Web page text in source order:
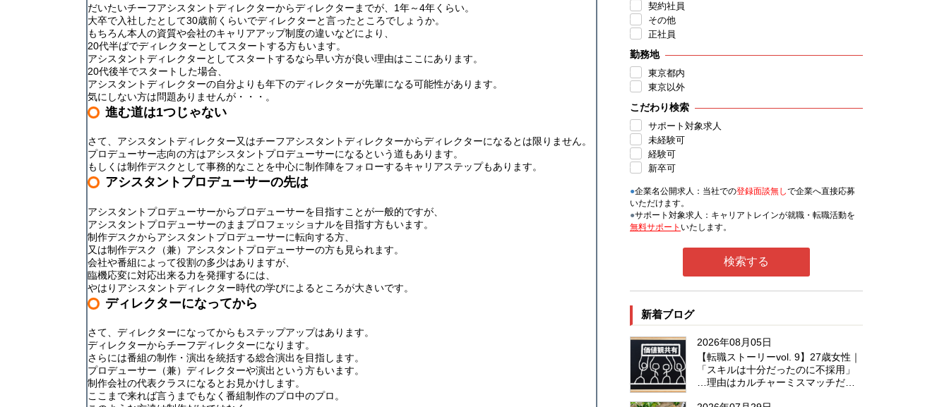
だいたいチーフアシスタントディレクターからディレクターまでが、1年～4年くらい。
大卒で入社したとして30歳前くらいでディレクターと言ったところでしょうか。
もちろん本人の資質や会社のキャリアアップ制度の違いなどにより、
20代半ばでディレクターとしてスタートする方もいます。
アシスタントディレクターとしてスタートするなら早い方が良い理由はここにあります。
20代後半でスタートした場合、
アシスタントディレクターの自分よりも年下のディレクターが先輩になる可能性があります。
気にしない方は問題ありませんが・・・。
進む道は1つじゃない
さて、 アシスタントディレクター又はチーフアシスタントディレクターからディレクターになるとは限りません。
プロデューサー志向の方はアシスタントプロデューサーになるという道もあります。
もしくは制作デスクとして事務的なことを中心に制作陣をフォローするキャリアステップもあります。
アシスタントプロデューサーの先は
アシスタントプロデューサーからプロデューサーを目指すことが一般的ですが、
アシスタントプロデューサーのままプロフェッショナルを目指す方もいます。
制作デスクからアシスタントプロデューサーに転向する方、
又は制作デスク（兼）アシスタントプロデューサーの方も見られます。
会社や番組によって役割の多少はありますが、
臨機応変に対応出来る力を発揮するには、
やはりアシスタントディレクター時代の学びによるところが大きいです。
ディレクターになってから
さて、ディレクターになってからもステップアップはあります。
ディレクターからチーフディレクターになります。
さらには番組の制作・演出を統括する総合演出を目指します。
プロデューサー（兼）ディレクターや演出という方もいます。
制作会社の代表クラスになるとお見かけします。
ここまで来れば言うまでもなく番組制作のプロ中のプロ。
契約社員
その他
正社員
勤務地
東京都内
東京以外
こだわり検索
サポート対象求人
未経験可
経験可
新卒可
●企業名公開求人：当社での登録面談無しで企業へ直接応募
いただけます。
●サポート対象求人：キャリアトレインが就職・転職活動を
無料サポート いたします。
新着ブログ
2026年08月05日
【転職ストーリーvol. 9】27歳女性｜
「スキルは十分だったのに不採用」
…理由はカルチャーミスマッチだっ